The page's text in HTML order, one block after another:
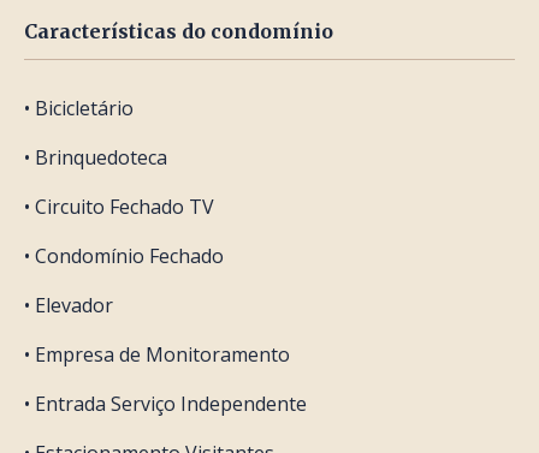
Características do condomínio
• Bicicletário
• Brinquedoteca
• Circuito Fechado TV
• Condomínio Fechado
• Elevador
• Empresa de Monitoramento
• Entrada Serviço Independente